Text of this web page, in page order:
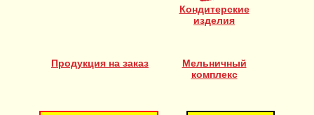
Кондитерские
изделия
Продукция на заказ
Мельничный
комплекс